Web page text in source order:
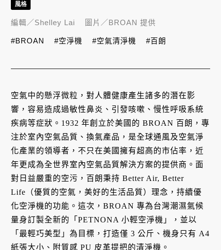
空氣中的懸浮微粒，對人體健康產生諸多的潛在影
響，容易造成過敏性鼻炎、引發咳嗽、慢性呼吸系統
疾病等症狀。1932 年創立於美國的 BROAN 百朗，專
注於室內空氣品質、換氣產品，是全球通風及空氣淨
化產業的領導者，不只在美國擁有超高的市佔率，近
年更成為全世界室內空氣品質解決方案的提供商。面
對日益嚴重的空污，百朗秉持 Better Air, Better
Life（優質的空氣，美好的生活品質）理念，持續優
化空淨機的功能。這次，BROAN 專為台灣潮濕氣候
量身訂製全新的「PETNONA 小輕空淨機」，並以
「最輕巧美型」為目標，打造僅 3 公斤、機身只有 A4
紙張大小、附質感 PU 皮革提把的清淨機。
風格
編輯／Shelley Lai 圖片／BROAN 提供
#BROAN #空淨機 #空氣清淨機 #百朗